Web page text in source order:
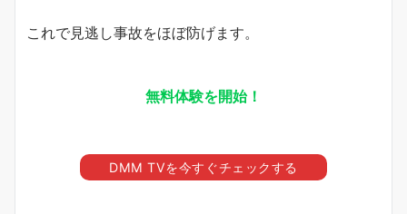
これで見逃し事故をほぼ防げます。
無料体験を開始！
DMM TVを今すぐチェックする